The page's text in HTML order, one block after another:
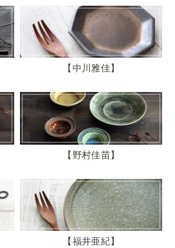
中川雅佳
野村佳苗
福井亜紀